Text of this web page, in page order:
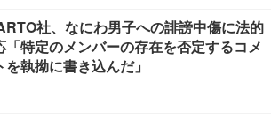
社、なにわ男子への誹謗中傷に法的
「特定のメンバーの存在を否定するコメ
を執拗に書き込んだ」